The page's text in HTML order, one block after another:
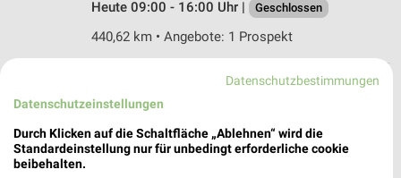
Heute 09:00 - 16:00 Uhr | Geschlossen
440,62 km • Angebote: 1 Prospekt
Lange Mähder 6
91589 Aurach
Heute 08:00 - 20:00 Uhr |
Geschlossen
Datenschutzbestimmungen
Datenschutzeinstellungen
Durch Klicken auf die Schaltfläche „Ablehnen“ wird die
Standardeinstellung nur für unbedingt erforderliche cookie
beibehalten.